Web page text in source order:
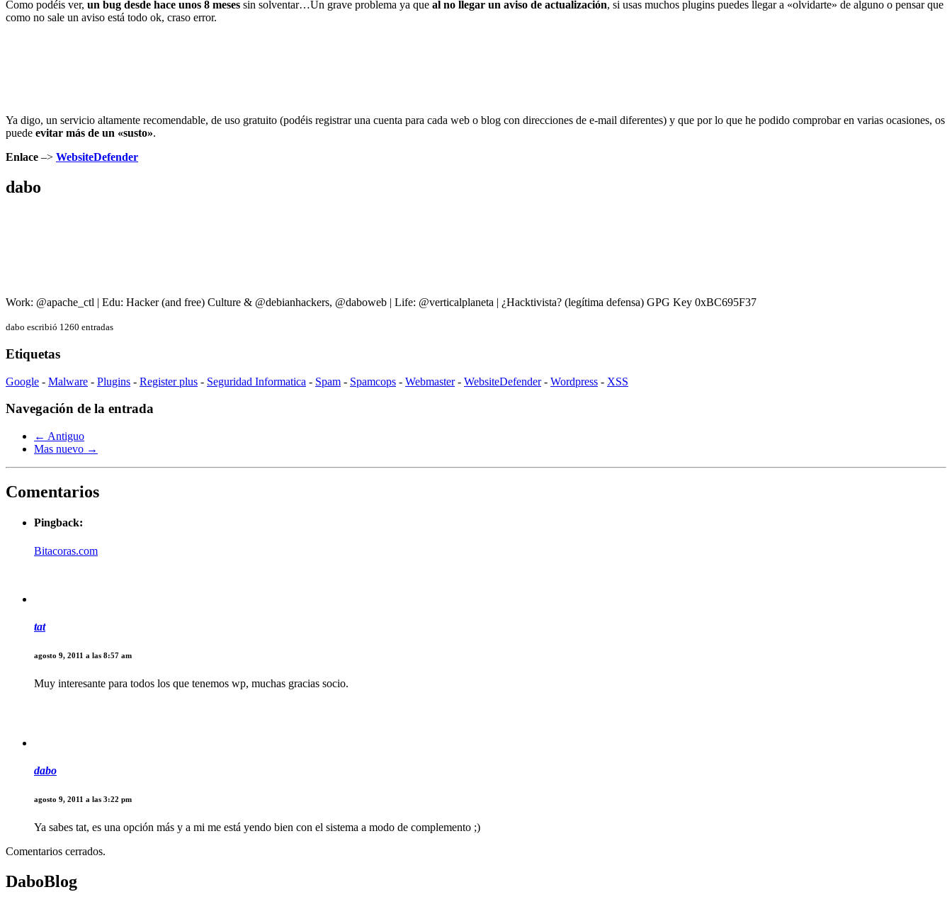
Como podéis ver, un bug desde hace unos 8 meses sin solventar…Un grave problema ya que al no llegar un aviso de actualización, si usas muchos plugins puedes llegar a «olvidarte» de alguno o pensar que
como no sale un aviso está todo ok, craso error.
Ya digo, un servicio altamente recomendable, de uso gratuito (podéis registrar una cuenta para cada web o blog con direcciones de e-mail diferentes) y que por lo que he podido comprobar en varias ocasiones, os
puede evitar más de un «susto».
Enlace –> WebsiteDefender
dabo
Work: @apache_ctl | Edu: Hacker (and free) Culture & @debianhackers, @daboweb | Life: @verticalplaneta | ¿Hacktivista? (legítima defensa) GPG Key 0xBC695F37
dabo escribió 1260 entradas
Etiquetas
Google - Malware - Plugins - Register plus - Seguridad Informatica - Spam - Spamcops - Webmaster- WebsiteDefender- Wordpress - XSS
Navegación de la entrada
← Antiguo
Mas nuevo →
Comentarios
Pingback:
Bitacoras.com
tat
agosto 9, 2011 a las 8:57 am
Muy interesante para todos los que tenemos wp, muchas gracias socio.
dabo
agosto 9, 2011 a las 3:22 pm
Ya sabes tat, es una opción más y a mi me está yendo bien con el sistema a modo de complemento ;)
Comentarios cerrados.
DaboBlog